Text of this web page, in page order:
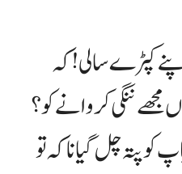
کپڑے سالی! کہ
ننگی کروانے کو؟
پتہ چل گیا نا کہ تو